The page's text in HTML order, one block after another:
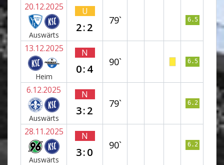
20.12.2025
Auswärts
U
2:2
79` 6.5
13.12.2025
Heim
N
0:4
90` 6.5
6.12.2025
Auswärts
N
3:2
79` 6.2
28.11.2025
Auswärts
N
3:0
90` 6.2